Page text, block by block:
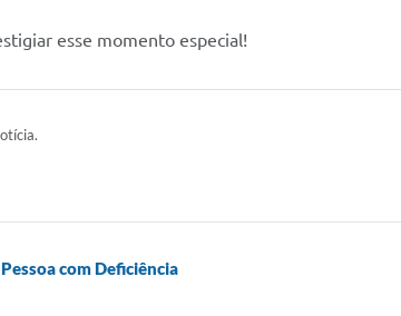
esse momento especial!
com Deficiência